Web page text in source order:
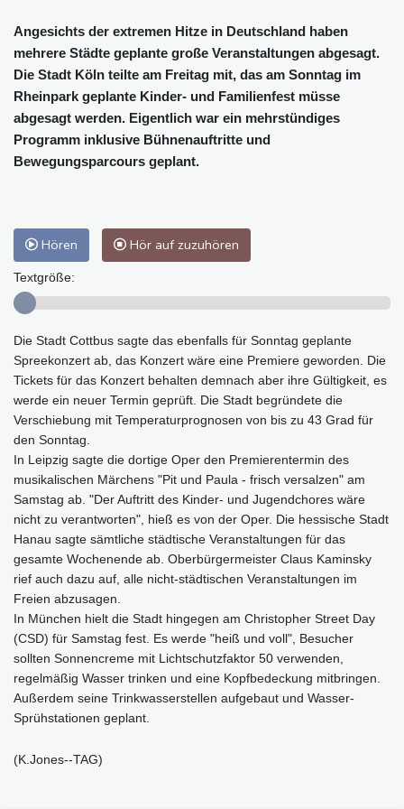
Angesichts der extremen Hitze in Deutschland haben
mehrere Städte geplante große Veranstaltungen abgesagt.
Die Stadt Köln teilte am Freitag mit, das am Sonntag im
Rheinpark geplante Kinder- und Familienfest müsse
abgesagt werden. Eigentlich war ein mehrstündiges
Programm inklusive Bühnenauftritte und
Bewegungsparcours geplant.
Hören Hör auf zuzuhören
Textgröße:
Die Stadt Cottbus sagte das ebenfalls für Sonntag geplante
Spreekonzert ab, das Konzert wäre eine Premiere geworden. Die
Tickets für das Konzert behalten demnach aber ihre Gültigkeit, es
werde ein neuer Termin geprüft. Die Stadt begründete die
Verschiebung mit Temperaturprognosen von bis zu 43 Grad für
den Sonntag.
In Leipzig sagte die dortige Oper den Premierentermin des
musikalischen Märchens "Pit und Paula - frisch versalzen" am
Samstag ab. "Der Auftritt des Kinder- und Jugendchores wäre
nicht zu verantworten", hieß es von der Oper. Die hessische Stadt
Hanau sagte sämtliche städtische Veranstaltungen für das
gesamte Wochenende ab. Oberbürgermeister Claus Kaminsky
rief auch dazu auf, alle nicht-städtischen Veranstaltungen im
Freien abzusagen.
In München hielt die Stadt hingegen am Christopher Street Day
(CSD) für Samstag fest. Es werde "heiß und voll", Besucher
sollten Sonnencreme mit Lichtschutzfaktor 50 verwenden,
regelmäßig Wasser trinken und eine Kopfbedeckung mitbringen.
Außerdem seine Trinkwasserstellen aufgebaut und Wasser-
Sprühstationen geplant.
(K.Jones--TAG)